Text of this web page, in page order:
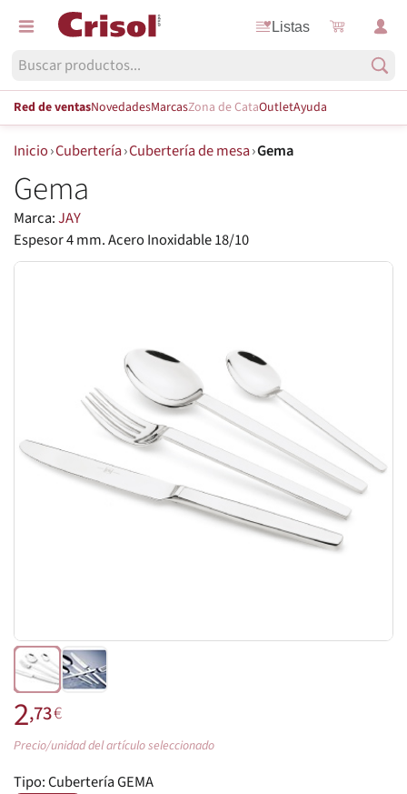
Listas
Red de ventasNovedadesMarcasZona de CataOutletAyuda
Inicio›Cubertería›Cubertería de mesa›Gema
Gema
Marca:JAY
Espesor 4 mm. Acero Inoxidable 18/10
2,73€
Precio/unidad del artículo seleccionado
Tipo:Cubertería GEMA